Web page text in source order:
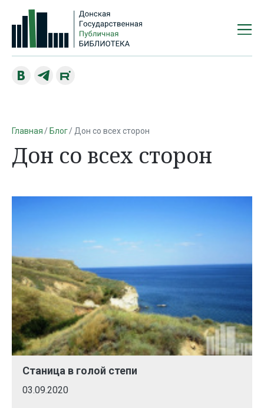
Главная Блог Дон со всех сторон
Дон со всех сторон
Станица в голой степи
03.09.2020